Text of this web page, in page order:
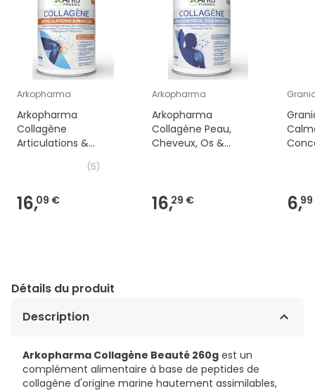
Arkopharma
Arkopharma
Collagène
Articulations &
(5)
16,09 €
Arkopharma
Arkopharma
Collagène Peau,
Cheveux, Os &
16,29 € 6,
Détails du produit
Description
Arkopharma Collagène Beauté 260g est un
complément alimentaire à base de peptides de
collagène d'origine marine hautement assimilables,